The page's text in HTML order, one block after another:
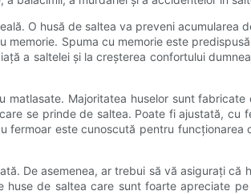
O husă de saltea va preveni acumularea
Spuma cu memorie este
a saltelei și la creșterea confortului
Majoritatea huselor sunt
se prinde de saltea. Poate fi ajustată, cu
este cunoscută pentru funcționarea
De asemenea, ar trebui să vă asigurați că
de saltea care sunt foarte apreciate